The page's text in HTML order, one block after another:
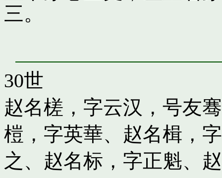
三。
30世
赵名槎，字云汉，号友骞
榿，字英華、 赵名楫，
之 、 赵名标，字正魁、